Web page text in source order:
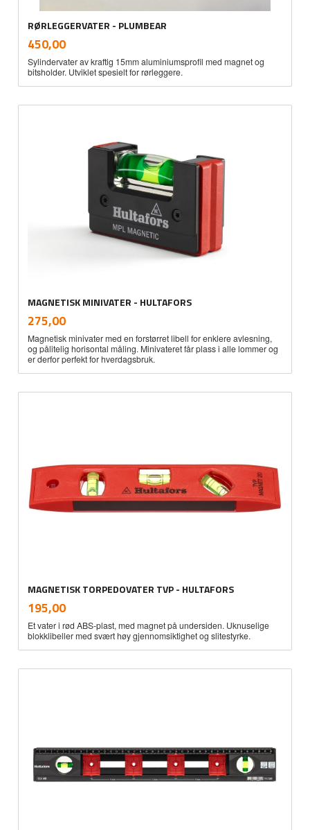
RØRLEGGERVATER - PLUMBEAR
Pris
450,00mva.
Sylindervater av kraftig 15mm aluminiumsprofil med magnet og
bitsholder. Utviklet spesielt for rørleggere.
MAGNETISK MINIVATER - HULTAFORS
Pris
275,00mva.
Magnetisk minivater med en forstørret libell for enklere avlesning,
og pålitelig horisontal måling. Minivateret får plass i alle lommer og
er derfor perfekt for hverdagsbruk.
MAGNETISK TORPEDOVATER TVP - HULTAFORS
Pris
195,00mva.
Et vater i rød ABS-plast, med magnet på undersiden. Uknuselige
blokklibeller med svært høy gjennomsiktighet og slitestyrke.